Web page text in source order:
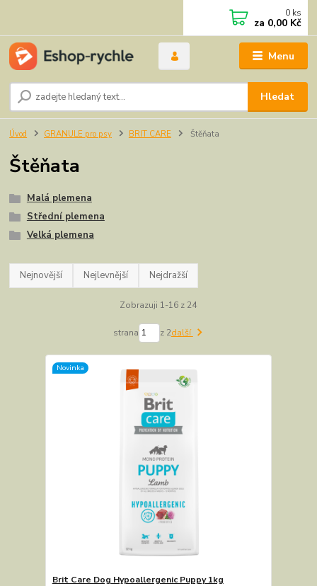
Menu
Hledat
0 ks
za 0,00 Kč
Úvod GRANULE pro psy BRIT CARE Štěňata
Štěňata
Malá plemena
Střední plemena
Velká plemena
Nejnovější Nejlevnější Nejdražší
Zobrazuji 1-16 z 24
strana z 2další
Novinka
Brit Care Dog Hypoallergenic Puppy 1kg